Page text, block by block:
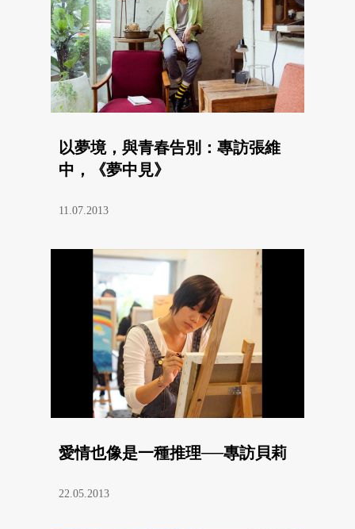
以夢境，與青春告別：專訪張維
中，《夢中見》
11.07.2013
愛情也像是一種推理──專訪貝莉
22.05.2013